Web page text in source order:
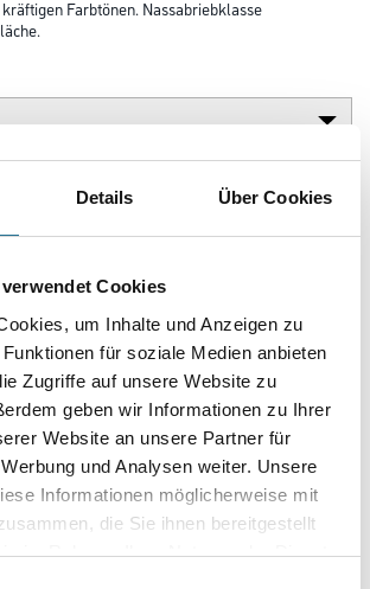
Details Über Cookies
Cookies
um Inhalte und Anzeigen zu
für soziale Medien anbieten
Zugriffe auf unsere Website zu
geben wir Informationen zu Ihrer
Website an unsere Partner für
und Analysen weiter. Unsere
Informationen möglicherweise mit
die Sie ihnen bereitgestellt
im Rahmen Ihrer Nutzung der Dienste
Farbtönen. Nassabriebklasse
für Ihren Wunschfarbton